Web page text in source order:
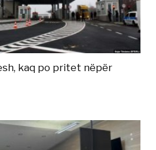
kaq po pritet nëpër